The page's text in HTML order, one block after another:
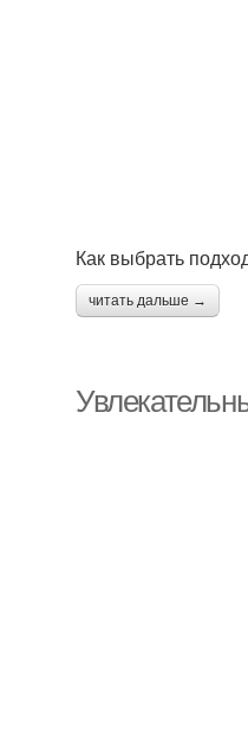
Как выбрать
читать дальше →